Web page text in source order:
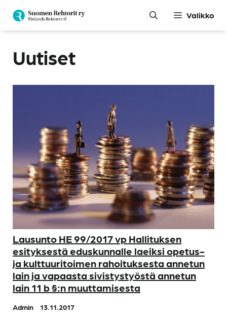
sisältöön
Valikko
Uutiset
Lausunto HE 99/2017 vp Hallituksen
esityksestä eduskunnalle laeiksi opetus-
ja kulttuuritoimen rahoituksesta annetun
lain ja vapaasta sivistystyöstä annetun
lain 11 b §:n muuttamisesta
Admin 13.11.2017